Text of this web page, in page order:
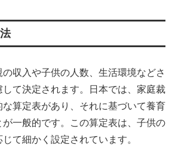
収入や子供の人数、生活環境などさ
して決定されます。日本では、家庭裁
算定表があり、それに基づいて養育
一般的です。この算定表は、子供の
て細かく設定されています。